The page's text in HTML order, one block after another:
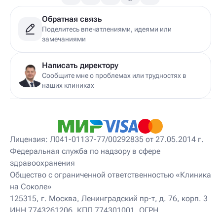
Детский гинеколог-эндокринолог
Детский гирудотерапевт
Детский дерматовенеролог
Детский дерматолог
Детский диетолог
Детский инструктор ЛФК
Детский кинезиолог
Детский консультирующий врач ЛФК
Детский мануальный терапевт
Детский массажист
Детский невропатолог
Детский нейропсихолог
Детский нутрициолог
Детский ортопед
Детский остеопат
Детский отоневролог
Детский подиатр
Детский психолог
Обратная связь
Поделитесь впечатлениями, идеями или
замечаниями
Написать директору
Сообщите мне о проблемах или трудностях в
наших клиниках
Лицензия: Л041-01137-77/00292835 от 27.05.2014 г.
Федеральная служба по надзору в сфере
здравоохранения
Общество с ограниченной ответственностью «Клиника
на Соколе»
125315, г. Москва, Ленинградский пр-т, д. 76, корп. 3